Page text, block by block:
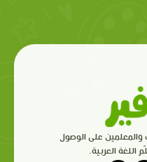
على الوصول
اللغة العربية.